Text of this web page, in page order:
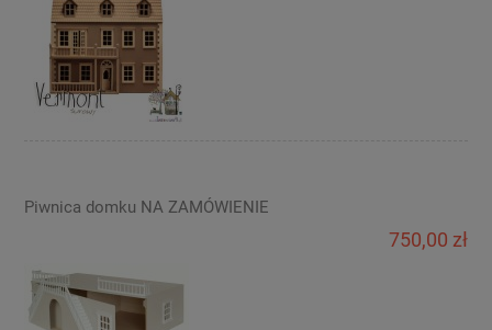
Piwnica domku NA ZAMÓWIENIE
750,00 zł